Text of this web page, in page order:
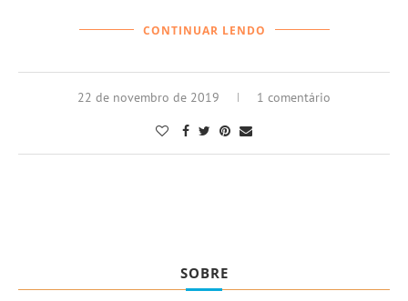
CONTINUAR LENDO
22 de novembro de 2019 1 comentário
SOBRE